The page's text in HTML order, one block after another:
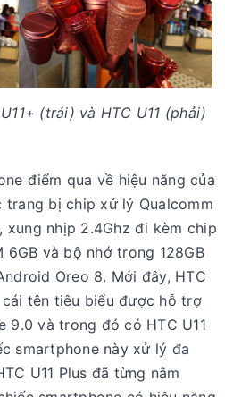
(trái) và HTC U11 (phải)
điểm qua về hiệu năng của
trang bị chip xử lý Qualcomm
xung nhịp 2.4Ghz đi kèm chip
6GB và bộ nhớ trong 128GB
Oreo 8. Mới đây, HTC
tên tiêu biểu được hỗ trợ
9.0 và trong đó có HTC U11
smartphone này xử lý đa
U11 Plus đã từng nằm